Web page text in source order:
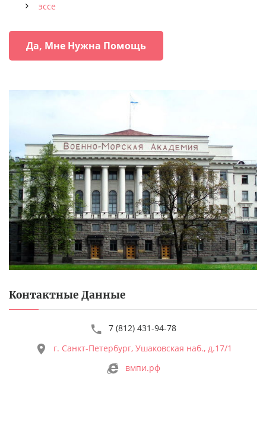
эссе
Да, Мне Нужна Помощь
Контактные Данные
7 (812) 431-94-78
г. Санкт-Петербург, Ушаковская наб., д.17/1
вмпи.рф